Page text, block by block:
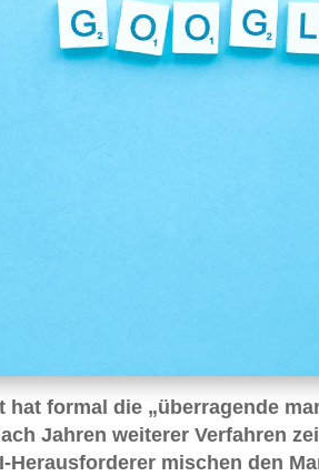
hat formal die „überragende
Jahren weiterer Verfahren
Herausforderer mischen den